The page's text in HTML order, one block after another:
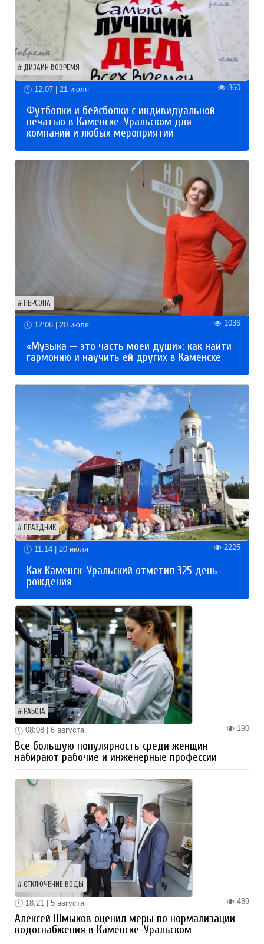
ДИЗАЙН ВОВРЕМЯ
12:07 | 21 июля 860
Футболки и бейсболки с индивидуальной
печатью в Каменске-Уральском для
компаний и любых мероприятий
ПЕРСОНА
12:06 | 20 июля 1036
«Музыка — это часть моей души»: как найти
гармонию и научить ей других в Каменске
ПРАЗДНИК
11:14 | 20 июля 2225
Как Каменск-Уральский отметил 325 день
рождения
РАБОТА
190
08:08 | 6 августа
Все большую популярность среди женщин
набирают рабочие и инженерные профессии
ОТКЛЮЧЕНИЕ ВОДЫ
489
18:21 | 5 августа
Алексей Шмыков оценил меры по нормализации
водоснабжения в Каменске-Уральском